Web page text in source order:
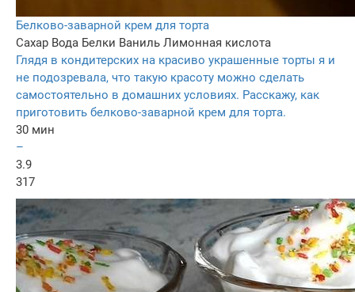
Белково-заварной крем для торта
Сахар Вода Белки Ваниль Лимонная кислота
Глядя в кондитерских на красиво украшенные торты я и
не подозревала, что такую красоту можно сделать
самостоятельно в домашних условиях. Расскажу, как
приготовить белково-заварной крем для торта.
30 мин
–
3.9
317